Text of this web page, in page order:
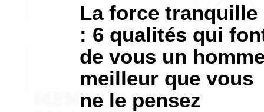
La force tranquille
: 6 qualités qui
de vous un
meilleur que vous
ne le pensez